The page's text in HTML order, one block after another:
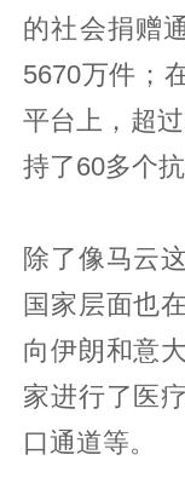
的社会捐赠
5670万件；
平台上，超
持了60多个
除了像马云
国家层面也
向伊朗和意
家进行了医
口通道等。